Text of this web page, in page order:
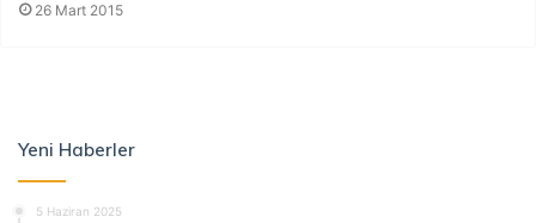
26 Mart 2015
Yeni Haberler
5 Haziran 2025